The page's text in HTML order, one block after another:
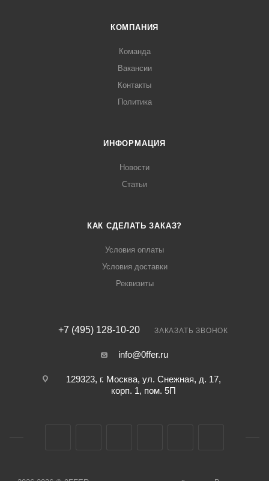
КОМПАНИЯ
Команда
Вакансии
Контакты
Политика
ИНФОРМАЦИЯ
Новости
Статьи
КАК СДЕЛАТЬ ЗАКАЗ?
Условия оплаты
Условия доставки
Реквизиты
+7 (495) 128-10-20 ЗАКАЗАТЬ ЗВОНОК
info@0ffer.ru
129323, г. Москва, ул. Снежная, д. 17,
корп. 1, пом. 5П